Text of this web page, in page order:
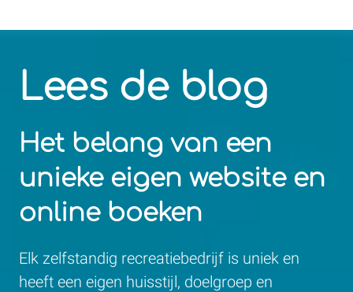
Lees de blog
Het belang van een
unieke eigen website en
online boeken
Elk zelfstandig recreatiebedrijf is uniek en
heeft een eigen huisstijl, doelgroep en